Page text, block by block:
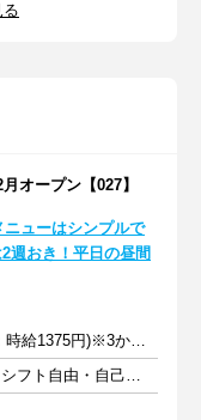
オープン【027】
ニューはシンプルで
週おき！平日の昼間
時給1100円～(22時以降：時給1375円)※3か月おきに昇給チャンス
週1日以上 1日3時間以上 シフト自由・自己申告